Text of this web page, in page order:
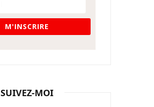
M'INSCRIRE
SUIVEZ-MOI